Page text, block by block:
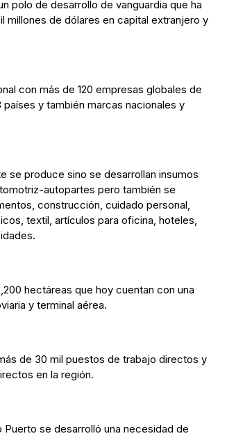
polo de desarrollo de vanguardia que ha
millones de dólares en capital extranjero y
con más de 120 empresas globales de
y también marcas nacionales y
se produce sino se desarrollan insumos
autopartes pero también se
construcción, cuidado personal,
textil, artículos para oficina, hoteles,
hectáreas que hoy cuentan con una
y terminal aérea.
de 30 mil puestos de trabajo directos y
en la región.
Puerto se desarrolló una necesidad de